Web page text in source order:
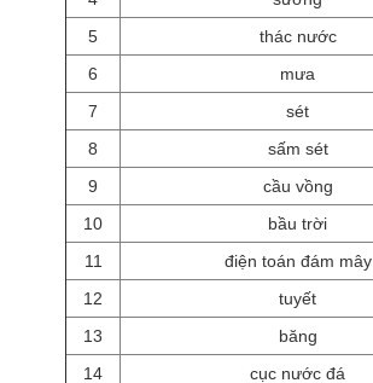
5
thác nước
6
mưa
7
sét
8
sấm sét
9
cầu vồng
10
bầu trời
11
điện toán đám mây
12
tuyết
13
băng
14
cục nước đá